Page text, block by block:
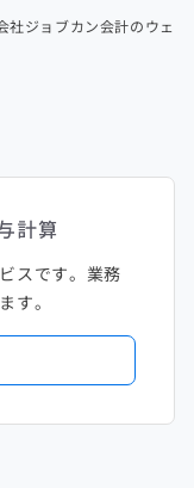
ジョブカン会計のウェ
スです。業務
す。